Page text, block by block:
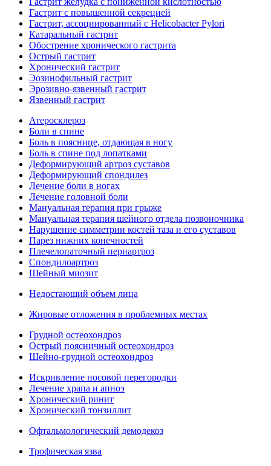
Гастрит с повышенной секрецией
Гастрит, ассоциированный с Helicobacter Pylori
Катаральный гастрит
Обострение хронического гастрита
Острый гастрит
Хронический гастрит
Эозинофильный гастрит
Эрозивно-язвенный гастрит
Язвенный гастрит
Атеросклероз
Боли в спине
Боль в пояснице, отдающая в ногу
Боль в спине под лопатками
Деформирующий артроз суставов
Деформирующий спондилез
Лечение боли в ногах
Лечение головной боли
Мануальная терапия при грыже
Мануальная терапия шейного отдела позвоночника
Нарушение симметрии костей таза и его суставов
Парез нижних конечностей
Плечелопаточный периартроз
Спондилоартроз
Шейный миозит
Недостающий объем лица
Жировые отложения в проблемных местах
Грудной остеохондроз
Острый поясничный остеохондроз
Шейно-грудной остеохондроз
Искривление носовой перегородки
Лечение храпа и апноэ
Хронический ринит
Хронический тонзиллит
Офтальмологический демодекоз
Трофическая язва